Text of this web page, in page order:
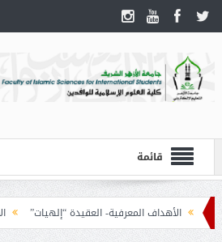
قائمة
الأهداف المعرفية- العقيدة “إلهيات”